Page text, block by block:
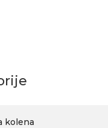
kolena